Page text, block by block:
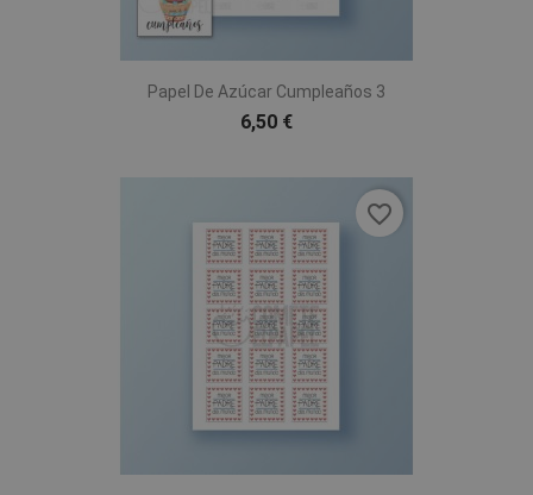
Papel De Azúcar Cumpleaños 3
6,50 €
favorite_border